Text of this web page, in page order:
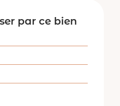
par ce bien